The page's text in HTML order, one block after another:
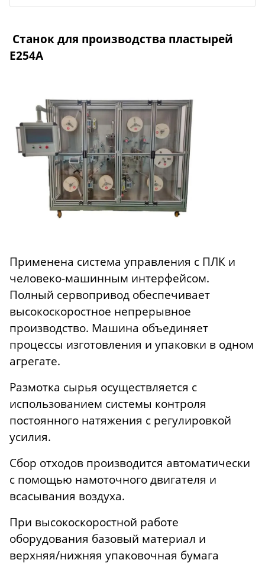
Станок для производства пластырей
E254A
Применена система управления с ПЛК и
человеко-машинным интерфейсом.
Полный сервопривод обеспечивает
высокоскоростное непрерывное
производство. Машина объединяет
процессы изготовления и упаковки в одном
агрегате.
Размотка сырья осуществляется с
использованием системы контроля
постоянного натяжения с регулировкой
усилия.
Сбор отходов производится автоматически
с помощью намоточного двигателя и
всасывания воздуха.
При высокоскоростной работе
оборудования базовый материал и
верхняя/нижняя упаковочная бумага